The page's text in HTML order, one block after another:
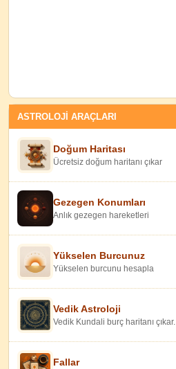
ASTROLOJİ ARAÇLARI
Doğum Haritası
Ücretsiz doğum haritanı çıkar
Gezegen Konumları
Anlık gezegen hareketleri
Yükselen Burcunuz
Yükselen burcunu hesapla
Vedik Astroloji
Vedik Kundali burç haritanı çıkar.
Fallar